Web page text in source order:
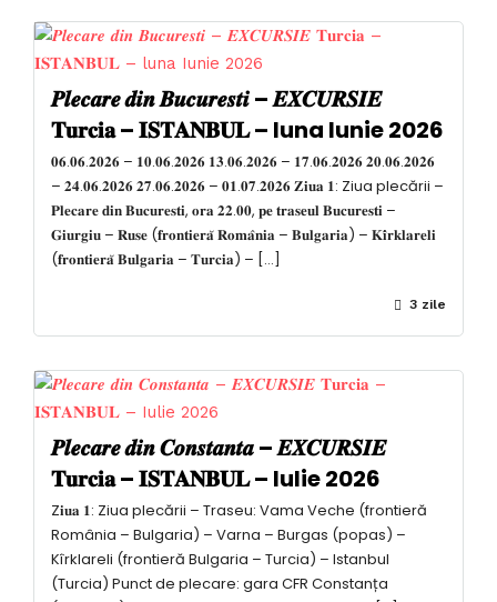
𝑷𝒍𝒆𝒄𝒂𝒓𝒆 𝒅𝒊𝒏 𝑩𝒖𝒄𝒖𝒓𝒆𝒔𝒕𝒊 – 𝑬𝑿𝑪𝑼𝑹𝑺𝑰𝑬
𝐓𝐮𝐫𝐜𝐢𝐚 – 𝐈𝐒𝐓𝐀𝐍𝐁𝐔𝐋 – luna Iunie 2026
𝟎𝟔.𝟎𝟔.𝟐𝟎𝟐𝟔 – 𝟏𝟎.𝟎𝟔.𝟐𝟎𝟐𝟔 𝟏𝟑.𝟎𝟔.𝟐𝟎𝟐𝟔 – 𝟏𝟕.𝟎𝟔.𝟐𝟎𝟐𝟔 𝟐𝟎.𝟎𝟔.𝟐𝟎𝟐𝟔
– 𝟐𝟒.𝟎𝟔.𝟐𝟎𝟐𝟔 𝟐𝟕.𝟎𝟔.𝟐𝟎𝟐𝟔 – 𝟎𝟏.𝟎𝟕.𝟐𝟎𝟐𝟔 𝐙𝐢𝐮𝐚 𝟏: Ziua plecării –
𝐏𝐥𝐞𝐜𝐚𝐫𝐞 𝐝𝐢𝐧 𝐁𝐮𝐜𝐮𝐫𝐞𝐬𝐭𝐢, 𝐨𝐫𝐚 𝟐𝟐.𝟎𝟎, 𝐩𝐞 𝐭𝐫𝐚𝐬𝐞𝐮𝐥 𝐁𝐮𝐜𝐮𝐫𝐞𝐬𝐭𝐢 –
𝐆𝐢𝐮𝐫𝐠𝐢𝐮 – 𝐑𝐮𝐬𝐞 (𝐟𝐫𝐨𝐧𝐭𝐢𝐞𝐫𝐚̆ 𝐑𝐨𝐦𝐚̂𝐧𝐢𝐚 – 𝐁𝐮𝐥𝐠𝐚𝐫𝐢𝐚) – 𝐊𝐢̂𝐫𝐤𝐥𝐚𝐫𝐞𝐥𝐢
(𝐟𝐫𝐨𝐧𝐭𝐢𝐞𝐫𝐚̆ 𝐁𝐮𝐥𝐠𝐚𝐫𝐢𝐚 – 𝐓𝐮𝐫𝐜𝐢𝐚) – […]
3 zile
𝑷𝒍𝒆𝒄𝒂𝒓𝒆 𝒅𝒊𝒏 𝑪𝒐𝒏𝒔𝒕𝒂𝒏𝒕𝒂 – 𝑬𝑿𝑪𝑼𝑹𝑺𝑰𝑬
𝐓𝐮𝐫𝐜𝐢𝐚 – 𝐈𝐒𝐓𝐀𝐍𝐁𝐔𝐋 – Iulie 2026
Z𝐢𝐮𝐚 𝟏: Ziua plecării – Traseu: Vama Veche (frontieră
România – Bulgaria) – Varna – Burgas (popas) –
Kîrklareli (frontieră Bulgaria – Turcia) – Istanbul
(Turcia) Punct de plecare: gara CFR Constanța